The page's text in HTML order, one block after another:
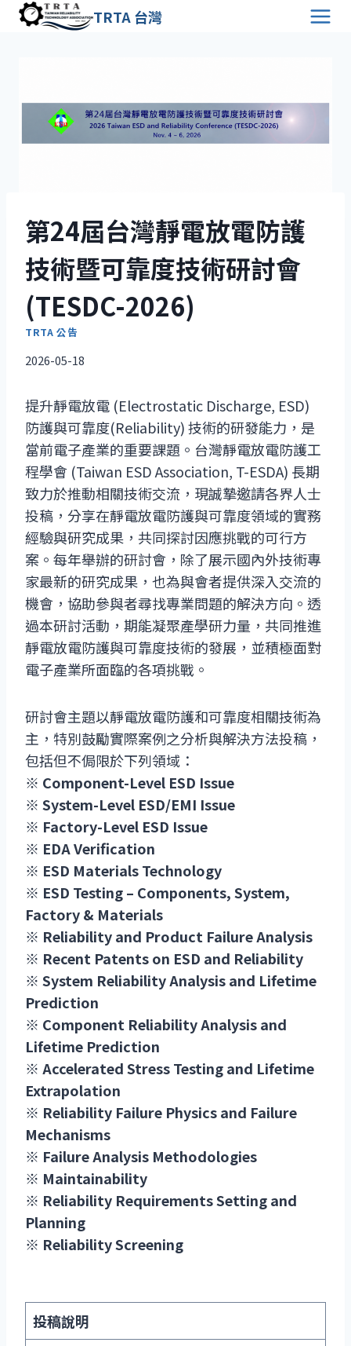
Skip
TRTA 台灣
第24屆台灣靜電放電防護
技術暨可靠度技術研討會
(TESDC-2026)
TRTA 公告
2026-05-18
提升靜電放電 (Electrostatic Discharge, ESD)
防護與可靠度(Reliability) 技術的研發能力，是
當前電子產業的重要課題。台灣靜電放電防護工
程學會 (Taiwan ESD Association, T-ESDA) 長期
致力於推動相關技術交流，現誠摯邀請各界人士
投稿，分享在靜電放電防護與可靠度領域的實務
經驗與研究成果，共同探討因應挑戰的可行方
案。每年舉辦的研討會，除了展示國內外技術專
家最新的研究成果，也為與會者提供深入交流的
機會，協助參與者尋找專業問題的解決方向。透
過本研討活動，期能凝聚產學研力量，共同推進
靜電放電防護與可靠度技術的發展，並積極面對
電子產業所面臨的各項挑戰。
研討會主題以靜電放電防護和可靠度相關技術為
主，特別鼓勵實際案例之分析與解決方法投稿，
包括但不侷限於下列領域：
※ Component-Level ESD Issue
※ System-Level ESD/EMI Issue
※ Factory-Level ESD Issue
※ EDA Verification
※ ESD Materials Technology
※ ESD Testing – Components, System,
Factory & Materials
※ Reliability and Product Failure Analysis
※ Recent Patents on ESD and Reliability
※ System Reliability Analysis and Lifetime
Prediction
※ Component Reliability Analysis and
Lifetime Prediction
※ Accelerated Stress Testing and Lifetime
Extrapolation
※ Reliability Failure Physics and Failure
Mechanisms
※ Failure Analysis Methodologies
※ Maintainability
※ Reliability Requirements Setting and
Planning
※ Reliability Screening
投稿說明